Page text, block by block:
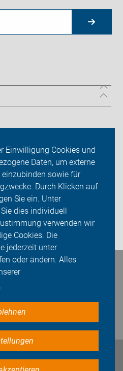
Einwilligung Cookies und
Daten, um externe
einzubinden sowie für
Durch Klicken auf
Sie ein. Unter
dies individuell
verwenden wir
Cookies. Die
jederzeit unter
oder ändern. Alles
Cookie-Einstellungen